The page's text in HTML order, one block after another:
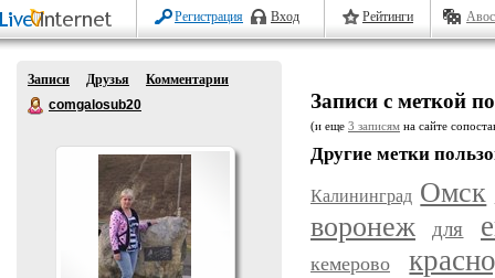
Регистрация Вход Рейтинги
Записи Друзья
Комментарии
comgalosub20
Записи с меткой
(и еще 3 записям на сайте
Другие метки
Калининград Омск
воронеж для
кемерово